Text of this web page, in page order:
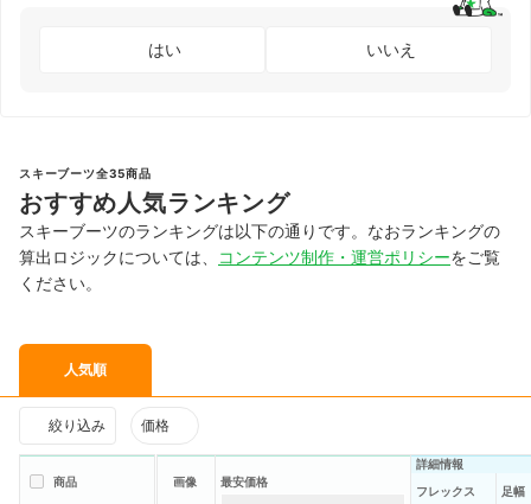
はい いいえ
スキーブーツ全35商品
おすすめ人気ランキング
スキーブーツのランキングは以下の通りです。なおランキングの
算出ロジックについては、
コンテンツ制作・運営ポリシーをご覧
ください。
人気順
絞り込み 価格
商品 画像 最安価格
詳細情報
フレックス
足幅